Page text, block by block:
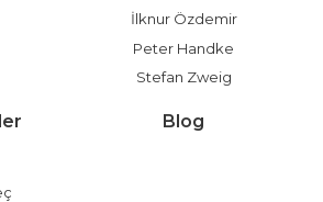
İlknur Özdemir
Peter Handke
Stefan Zweig
Blog